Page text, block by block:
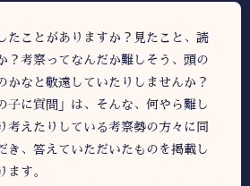
ことがありますか？見たこと、読
？考察ってなんだか難しそう、頭の
かなと敬遠していたりしませんか？
に質問」は、そんな、何やら難し
考えたりしている考察勢の方々に同
き、答えていただいたものを掲載し
ます。